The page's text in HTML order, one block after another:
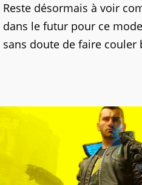
Reste désormais à voir
dans le futur pour ce
sans doute de faire couler